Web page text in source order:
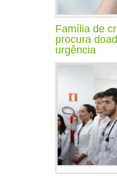
Família de
procura
urgência